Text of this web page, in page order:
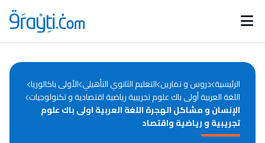
Catégories
d'actualités
Annonces bourses
الرئيسية دروس و تمارين التعليم الثانوي التأهيلي الأولى باكالوريا
اللغة العربية أولى باك علوم تجريبية رياضية اقتصادية و تكنولوجيات
الإنسان و مشاكل الهجرة اللغة العربية اولى باك علوم
تجريبية و رياضية واقتصاد